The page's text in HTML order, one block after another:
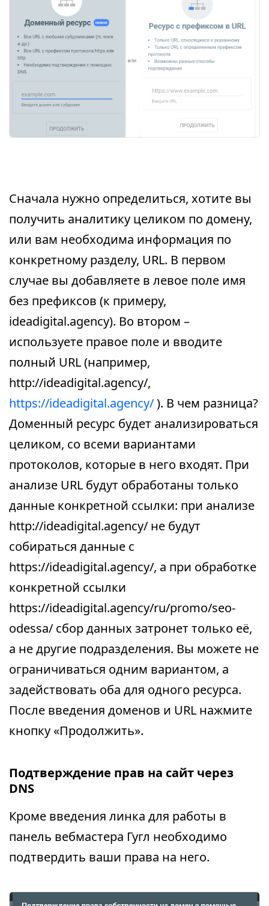
Сначала нужно определиться, хотите вы
получить аналитику целиком по домену,
или вам необходима информация по
конкретному разделу, URL. В первом
случае вы добавляете в левое поле имя
без префиксов (к примеру,
ideadigital.agency). Во втором –
используете правое поле и вводите
полный URL (например,
http://ideadigital.agency/,
https://ideadigital.agency/). В чем разница?
Доменный ресурс будет анализироваться
целиком, со всеми вариантами
протоколов, которые в него входят. При
анализе URL будут обработаны только
данные конкретной ссылки: при анализе
http://ideadigital.agency/ не будут
собираться данные с
https://ideadigital.agency/, а при обработке
конкретной ссылки
https://ideadigital.agency/ru/promo/seo-
odessa/ сбор данных затронет только её,
а не другие подразделения. Вы можете не
ограничиваться одним вариантом, а
задействовать оба для одного ресурса.
После введения доменов и URL нажмите
кнопку «Продолжить».
Подтверждение прав на сайт через
DNS
Кроме введения линка для работы в
панель вебмастера Гугл необходимо
подтвердить ваши права на него.